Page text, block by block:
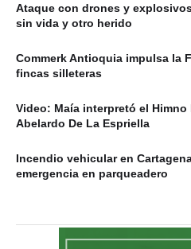
Ataque con drones y
sin vida y otro herido
Commerk Antioquia impulsa la
fincas silleteras
Video: Maía interpretó el
Abelardo De La Espriella
Incendio vehicular en
emergencia en parqueadero